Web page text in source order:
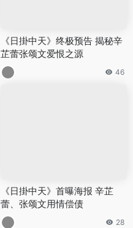
《日掛中天》终极预告 揭秘辛
芷蕾张颂文爱恨之源
46
《日掛中天》首曝海报 辛芷
蕾、张颂文用情偿债
28